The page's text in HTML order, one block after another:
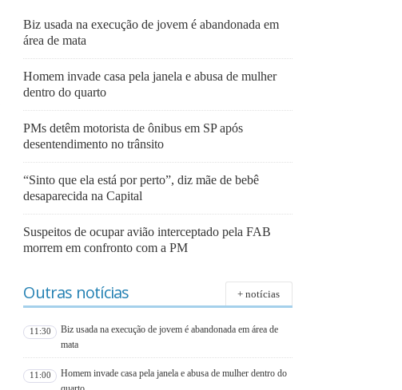
Biz usada na execução de jovem é abandonada em
área de mata
Homem invade casa pela janela e abusa de mulher
dentro do quarto
PMs detêm motorista de ônibus em SP após
desentendimento no trânsito
“Sinto que ela está por perto”, diz mãe de bebê
desaparecida na Capital
Suspeitos de ocupar avião interceptado pela FAB
morrem em confronto com a PM
Outras notícias + notícias
11:30
Biz usada na execução de jovem é abandonada em área de
mata
11:00
Homem invade casa pela janela e abusa de mulher dentro do